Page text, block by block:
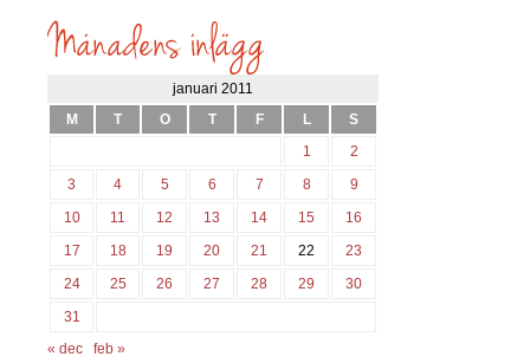
söks?
januari 2011
M
T O T F L
S
1
2
3
4 5 6 7 8
9
10
11 12 13 14 15
16
17
18 19 20 21 22
23
24
25 26 27 28 29
30
31
« dec
feb »